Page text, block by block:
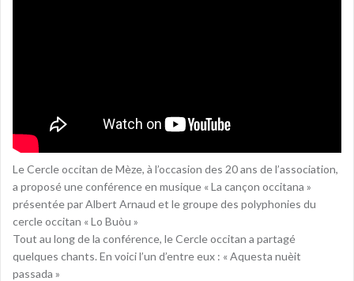
Le Cercle occitan de Mèze, à l’occasion des 20 ans de l’association,
a proposé une conférence en musique « La cançon occitana »
présentée par Albert Arnaud et le groupe des polyphonies du
cercle occitan « Lo Buòu »
Tout au long de la conférence, le Cercle occitan a partagé
quelques chants. En voici l’un d’entre eux : « Aquesta nuèit
passada »